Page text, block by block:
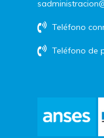
Teléfono
Teléfono de